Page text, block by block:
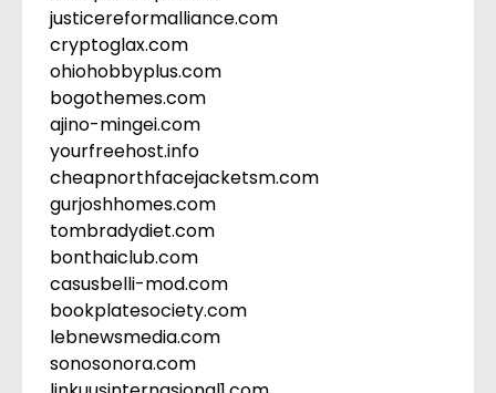
justicereformalliance.com
cryptoglax.com
ohiohobbyplus.com
bogothemes.com
ajino-mingei.com
yourfreehost.info
cheapnorthfacejacketsm.com
gurjoshhomes.com
tombradydiet.com
bonthaiclub.com
casusbelli-mod.com
bookplatesociety.com
lebnewsmedia.com
sonosonora.com